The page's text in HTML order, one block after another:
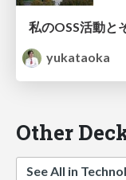
yukataoka
Other
See All in